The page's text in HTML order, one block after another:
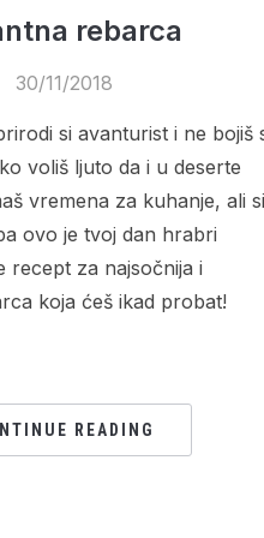
rebarca
30/11/2018
si avanturist i ne bojiš
voliš ljuto da i u deserte
vremena za kuhanje, ali si
ovo je tvoj dan hrabri
recept za najsočnija i
koja ćeš ikad probat!
READING